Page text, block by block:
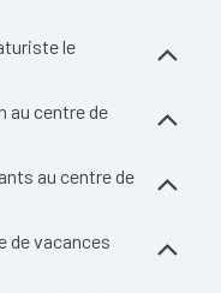
le
au centre de
au centre de
de vacances